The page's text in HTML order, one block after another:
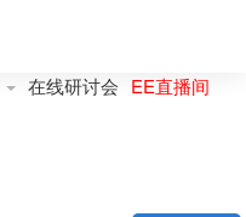
在线研讨会 EE直播间